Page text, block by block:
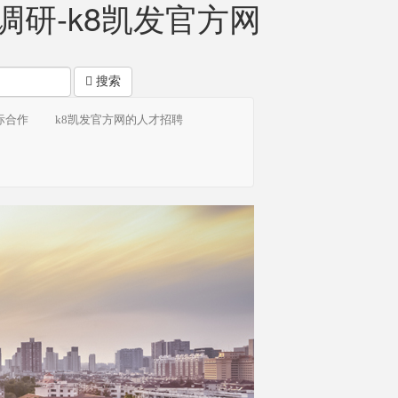
研-k8凯发官方网
搜索
合作 k8凯发官方网的人才招聘